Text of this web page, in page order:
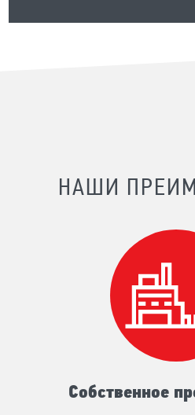
НАШИ
Собственное